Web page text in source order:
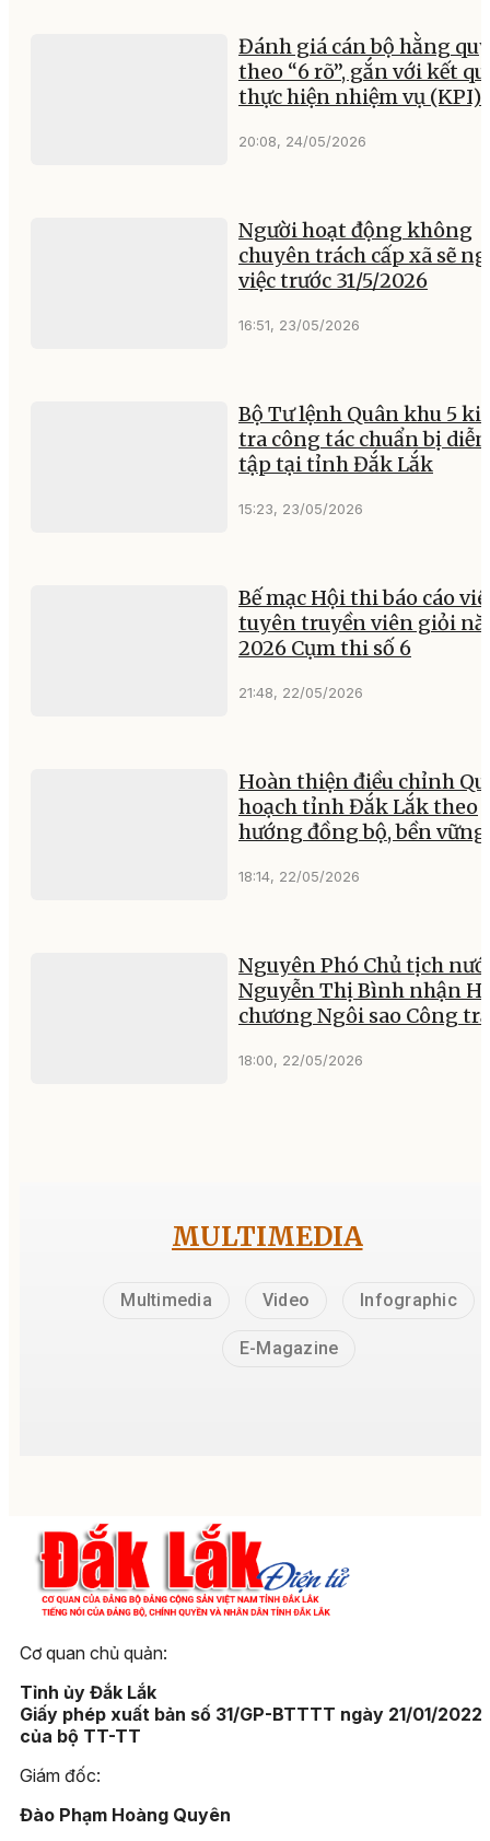
Đánh giá cán bộ hằng quý
theo “6 rõ”, gắn với kết
thực hiện nhiệm vụ (KPI)
20:08, 24/05/2026
Người hoạt động không
chuyên trách cấp xã sẽ
việc trước 31/5/2026
16:51, 23/05/2026
Bộ Tư lệnh Quân khu 5
tra công tác chuẩn bị diễn
tập tại tỉnh Đắk Lắk
15:23, 23/05/2026
Bế mạc Hội thi báo cáo
tuyên truyền viên giỏi
2026 Cụm thi số 6
21:48, 22/05/2026
Hoàn thiện điều chỉnh
hoạch tỉnh Đắk Lắk theo
hướng đồng bộ, bền vững
18:14, 22/05/2026
Nguyên Phó Chủ tịch
Nguyễn Thị Bình nhận
chương Ngôi sao Công
18:00, 22/05/2026
MULTIMEDIA
Multimedia Video Infographic
E-Magazine
Cơ quan chủ quản:
Tỉnh ủy Đắk Lắk
Giấy phép xuất bản số 31/GP-BTTTT ngày 21/01/2022
của bộ TT-TT
Giám đốc:
Đào Phạm Hoàng Quyên